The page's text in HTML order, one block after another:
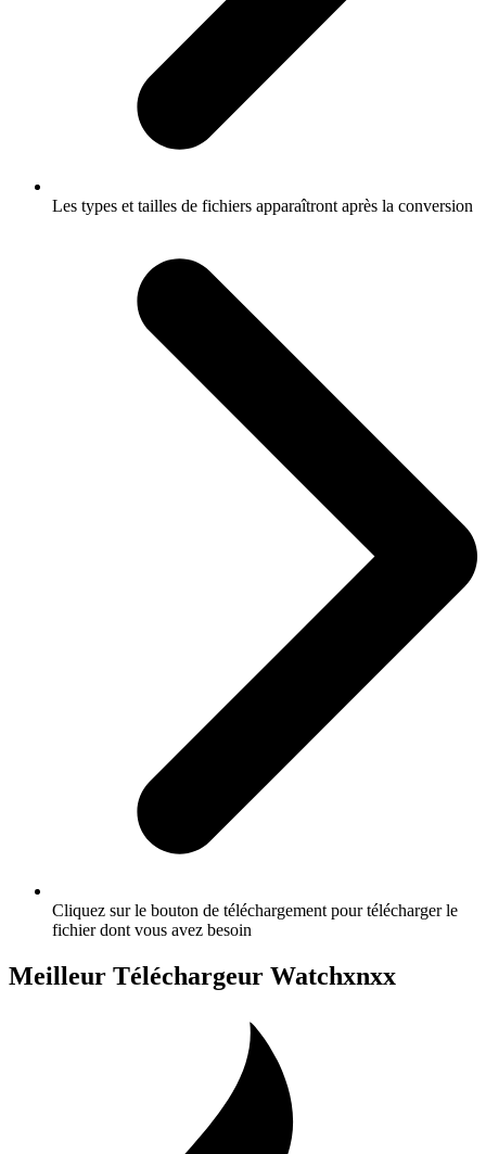
Les types et tailles de fichiers apparaîtront après la conversion
Cliquez sur le bouton de téléchargement pour télécharger le
fichier dont vous avez besoin
Meilleur Téléchargeur Watchxnxx